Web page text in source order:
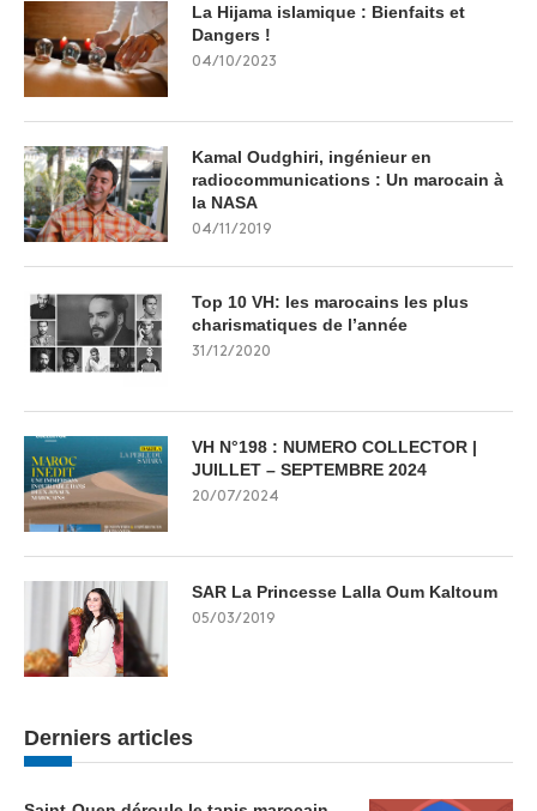
La Hijama islamique : Bienfaits et
Dangers !
04/10/2023
Kamal Oudghiri, ingénieur en
radiocommunications : Un marocain à
la NASA
04/11/2019
Top 10 VH: les marocains les plus
charismatiques de l’année
31/12/2020
VH N°198 : NUMERO COLLECTOR |
JUILLET – SEPTEMBRE 2024
20/07/2024
SAR La Princesse Lalla Oum Kaltoum
05/03/2019
Derniers articles